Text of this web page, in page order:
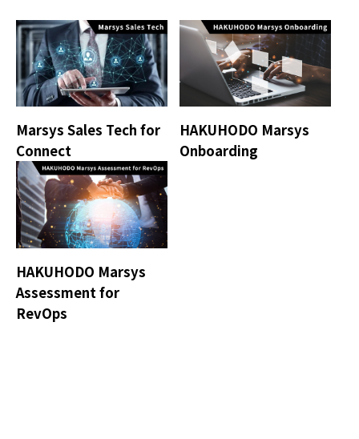
Marsys Sales Tech for
Connect
HAKUHODO Marsys
Onboarding
HAKUHODO Marsys
Assessment for
RevOps